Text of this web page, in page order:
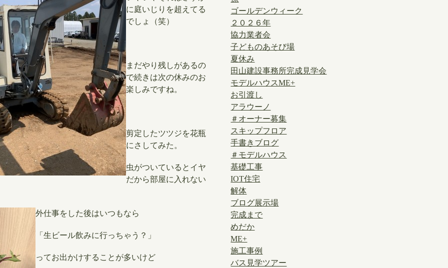
に庭いじりを超えてる
でしょ（笑）
まだやり残しがあるの
で続きは次の休みのお
楽しみですね。
剪定したツツジを花瓶
にさしてみた。
虫がついているとイヤ
だから部屋に入れない
外仕事をした後はいつもなら
「生ビール飲みに行っちゃう？」
ってお出かけすることが多いけど
ゴールデンウィーク
２０２６年
協力業者会
子どものあそび場
夏休み
田山建設事務所完成見学会
モデルハウスME+
お引渡し
アラウーノ
＃オーナー募集
スキップフロア
手書きブログ
＃モデルハウス
基礎工事
IOT住宅
解体
ブログ展示場
完成まで
めだか
ME+
施工事例
バス見学ツアー